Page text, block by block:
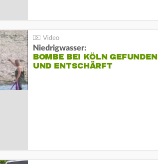
Niedrigwasser:
BOMBE BEI KÖLN GEFUNDEN
UND ENTSCHÄRFT